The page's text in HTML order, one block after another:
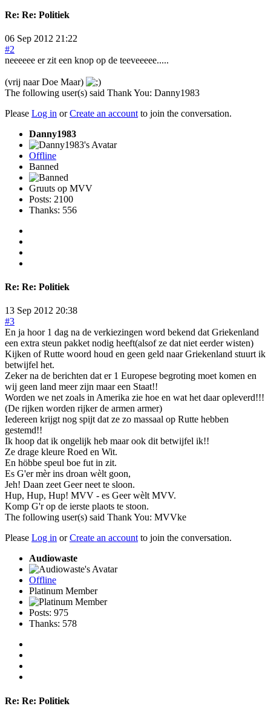
Re: Re: Politiek
06 Sep 2012 21:22
#2
neeeeee er zit een knop op de teeveeeee.....
(vrij naar Doe Maar)
The following user(s) said Thank You: Danny1983
Please Log in orCreate an account to join the conversation.
Danny1983
Offline
Banned
Gruuts op MVV
Posts: 2100
Thanks: 556
Re: Re: Politiek
13 Sep 2012 20:38
#3
En ja hoor 1 dag na de verkiezingen word bekend dat Griekenland
een extra steun pakket nodig heeft(alsof ze dat niet eerder wisten)
Kijken of Rutte woord houd en geen geld naar Griekenland stuurt ik
betwijfel het.
Zeker na de berichten dat er 1 Europese begroting moet komen en
wij geen land meer zijn maar een Staat!!
Worden we net zoals in Amerika zie hoe en wat het daar opleverd!!!
(De rijken worden rijker de armen armer)
Iedereen krijgt nog spijt dat ze zo massaal op Rutte hebben
gestemd!!
Ik hoop dat ik ongelijk heb maar ook dit betwijfel ik!!
Ze drage kleure Roed en Wit.
En höbbe speul boe fut in zit.
Es G'er mèr ins droan wèlt goon,
Jeh! Daan zeet Geer neet te sloon.
Hup, Hup, Hup! MVV - es Geer wèlt MVV.
Komp G'r op de ierste plaots te stoon.
The following user(s) said Thank You: MVVke
Please Log in orCreate an accountto join the conversation.
Audiowaste
Offline
Platinum Member
Posts: 975
Thanks: 578
Re: Re: Politiek